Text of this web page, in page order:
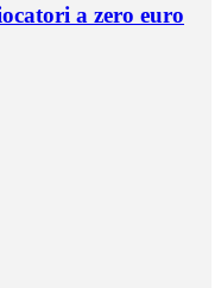
a zero euro